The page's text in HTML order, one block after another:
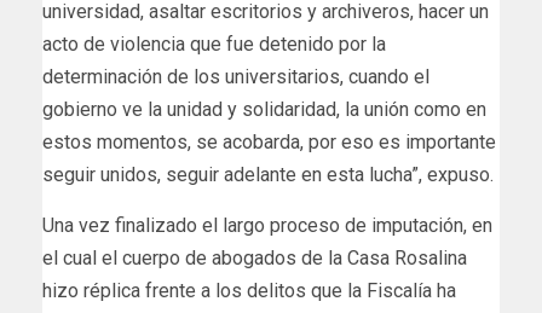
universidad, asaltar escritorios y archiveros, hacer un
acto de violencia que fue detenido por la
determinación de los universitarios, cuando el
gobierno ve la unidad y solidaridad, la unión como en
estos momentos, se acobarda, por eso es importante
seguir unidos, seguir adelante en esta lucha”, expuso.
Una vez finalizado el largo proceso de imputación, en
el cual el cuerpo de abogados de la Casa Rosalina
hizo réplica frente a los delitos que la Fiscalía ha